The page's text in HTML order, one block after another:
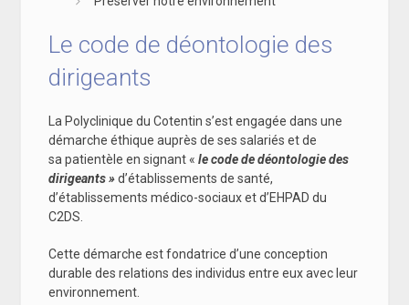
Le code de déontologie des
dirigeants
La Polyclinique du Cotentin s’est engagée dans une
démarche éthique auprès de ses salariés et de
sa patientèle en signant «le code de déontologie des
dirigeants »d’établissements de santé,
d’établissements médico-sociaux et d’EHPAD du
C2DS.
Cette démarche est fondatrice d’une conception
durable des relations des individus entre eux avec leur
environnement.